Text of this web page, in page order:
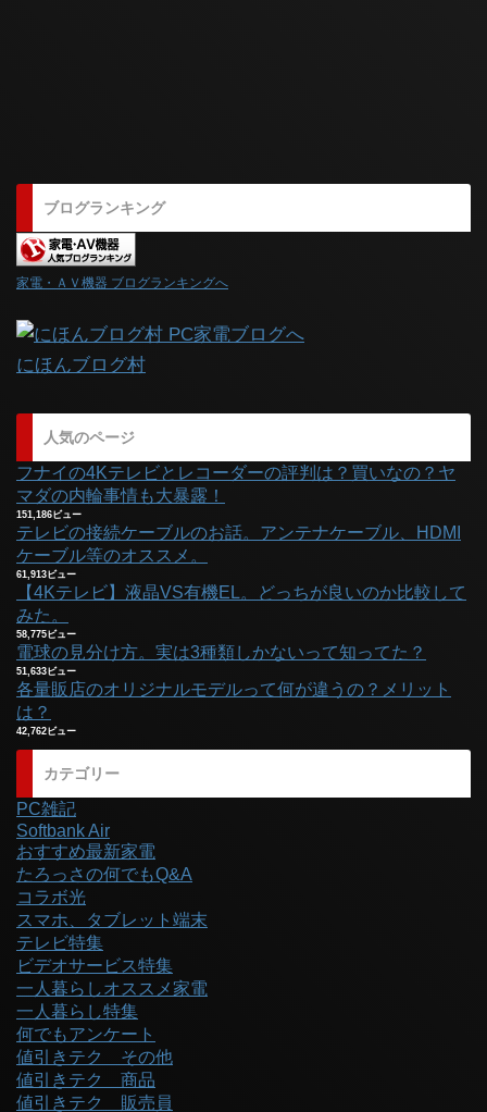
ブログランキング
家電・ＡＶ機器 ブログランキングへ
にほんブログ村
人気のページ
フナイの4Kテレビとレコーダーの評判は？買いなの？ヤ
マダの内輪事情も大暴露！
151,186ビュー
テレビの接続ケーブルのお話。アンテナケーブル、HDMI
ケーブル等のオススメ。
61,913ビュー
【4Kテレビ】液晶VS有機EL。どっちが良いのか比較して
みた。
58,775ビュー
電球の見分け方。実は3種類しかないって知ってた？
51,633ビュー
各量販店のオリジナルモデルって何が違うの？メリット
は？
42,762ビュー
カテゴリー
PC雑記
Softbank Air
おすすめ最新家電
たろっさの何でもQ&A
コラボ光
スマホ、タブレット端末
テレビ特集
ビデオサービス特集
一人暮らしオススメ家電
一人暮らし特集
何でもアンケート
値引きテク その他
値引きテク 商品
値引きテク 販売員